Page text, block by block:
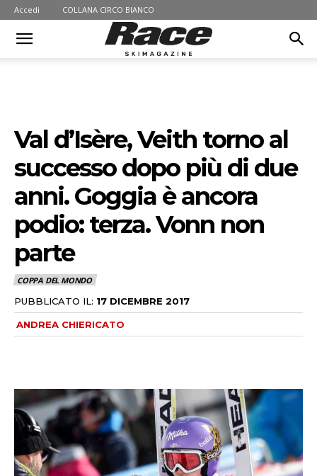
Accedi COLLANA CIRCO BIANCO
Val d’Isère, Veith torno al
successo dopo più di due
anni. Goggia è ancora
podio: terza. Vonn non
parte
COPPA DEL MONDO
PUBBLICATO IL: 17 DICEMBRE 2017
ANDREA CHIERICATO